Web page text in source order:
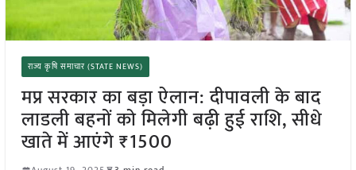
राज्य कृषि समाचार (STATE NEWS)
मप्र सरकार का बड़ा ऐलान: दीपावली के बाद
लाडली बहनों को मिलेगी बढ़ी हुई राशि, सीधे
खाते में आएंगे ₹1500